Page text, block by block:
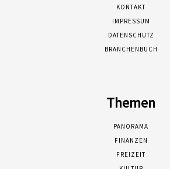
KONTAKT
IMPRESSUM
DATENSCHUTZ
BRANCHENBUCH
Themen
PANORAMA
FINANZEN
FREIZEIT